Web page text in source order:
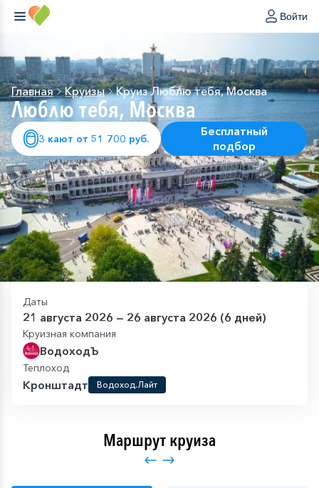
Войти
Главная Круизы Круиз Люблю тебя, Москва
Люблю тебя, Москва
3 кают от 51 700 руб.
Бесплатный
подбор
Даты
21 августа 2026 — 26 августа 2026 (6 дней)
Круизная компания
ВодоходЪ
Теплоход
Кронштадт Водоход.Лайт
Маршрут круиза